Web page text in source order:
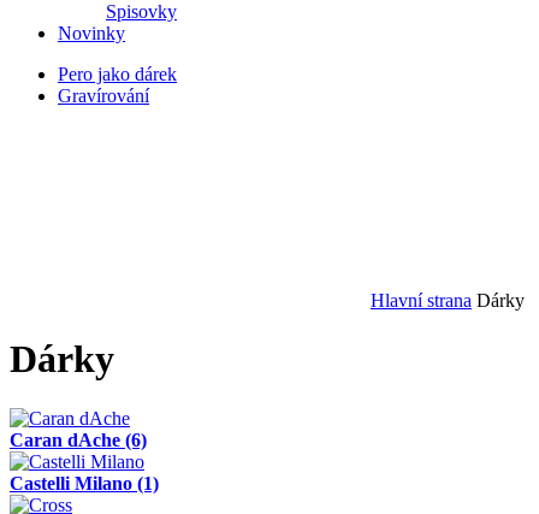
Spisovky
Novinky
Pero jako dárek
Gravírování
Hlavní strana Dárky
Dárky
Caran dAche (6)
Castelli Milano (1)